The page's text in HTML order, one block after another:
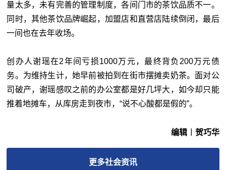
量太多，未有完善的管理制度，各间门市的茶饮品质不一。
同时，其他茶饮品牌崛起，加盟店和直营店陆续倒闭，最后
一间也在去年收场。
创办人谢瑶在2年间亏损1000万元，最终背负200万元债
务。为维持生计，她早前被拍到在街市摆摊卖奶茶。面对公
司破产，谢瑶感叹之前的办公室都是好几坪大，如今却只能
推着地摊车，从库房走到夜市，“说不心酸都是假的”。
编辑︱贺巧华
更多社会资讯